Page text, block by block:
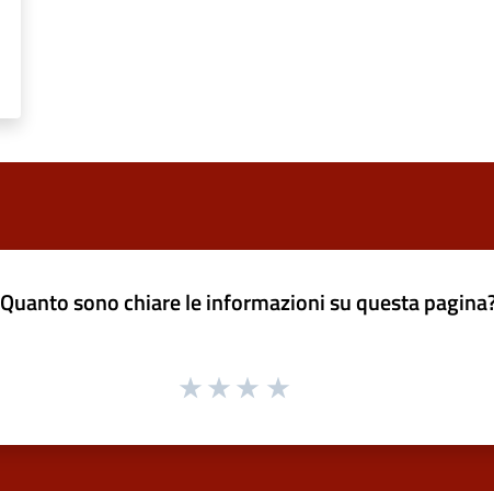
Quanto sono chiare le informazioni su questa